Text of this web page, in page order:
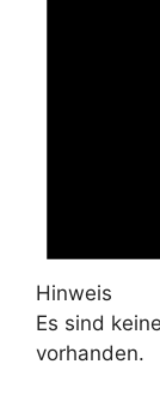
Hinweis
Es sind
vorhanden.